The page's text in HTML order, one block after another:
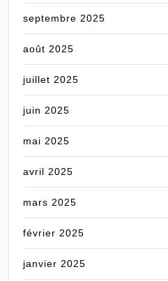
septembre 2025
août 2025
juillet 2025
juin 2025
mai 2025
avril 2025
mars 2025
février 2025
janvier 2025